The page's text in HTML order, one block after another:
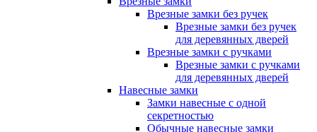
Врезные замки без ручек
Врезные замки без ручек
для деревянных дверей
Врезные замки с ручками
Врезные замки с ручками
для деревянных дверей
Навесные замки
Замки навесные с одной
секретностью
Обычные навесные замки